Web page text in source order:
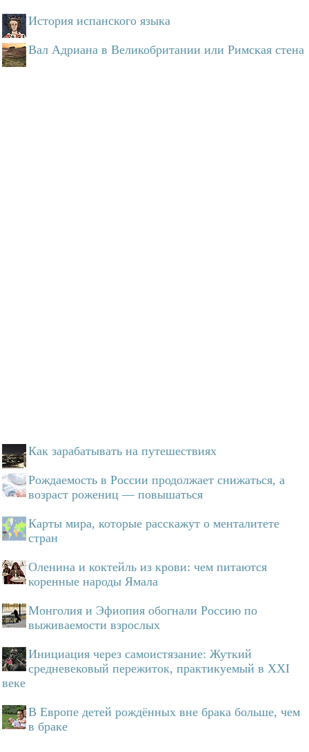
История испанского языка
Вал Адриана в Великобритании или Римская стена
Как зарабатывать на путешествиях
Рождаемость в России продолжает снижаться, а
возраст рожениц — повышаться
Карты мира, которые расскажут о менталитете
стран
Оленина и коктейль из крови: чем питаются
коренные народы Ямала
Монголия и Эфиопия обогнали Россию по
выживаемости взрослых
Инициация через самоистязание: Жуткий
средневековый пережиток, практикуемый в XXI
веке
В Европе детей рождённых вне брака больше, чем
в браке